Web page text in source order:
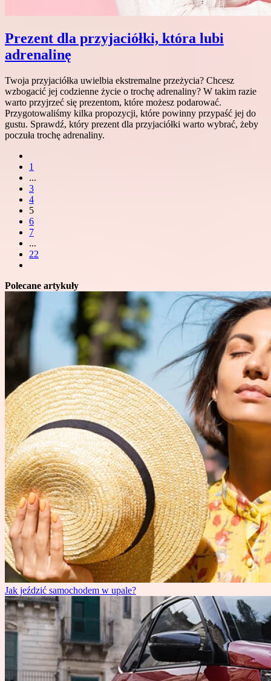
Prezent dla przyjaciółki, która lubi
adrenalinę
Twoja przyjaciółka uwielbia ekstremalne przeżycia? Chcesz
wzbogacić jej codzienne życie o trochę adrenaliny? W takim razie
warto przyjrzeć się prezentom, które możesz podarować.
Przygotowaliśmy kilka propozycji, które powinny przypaść jej do
gustu. Sprawdź, który prezent dla przyjaciółki warto wybrać, żeby
poczuła trochę adrenaliny.
1
...
3
4
5
6
7
...
22
Polecane artykuły
Jak jeździć samochodem w upale?